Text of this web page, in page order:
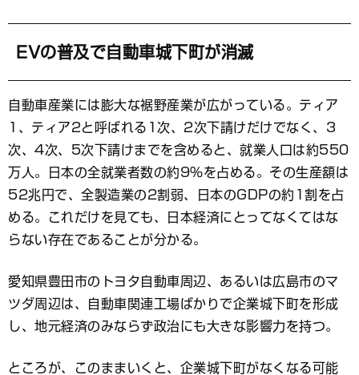
EVの普及で自動車城下町が消滅
自動車産業には膨大な裾野産業が広がっている。ティア
1、ティア2と呼ばれる1次、2次下請けだけでなく、3
次、4次、5次下請けまでを含めると、就業人口は約550
万人。日本の全就業者数の約9％を占める。その生産額は
52兆円で、全製造業の2割弱、日本のGDPの約1割を占
める。これだけを見ても、日本経済にとってなくてはな
らない存在であることが分かる。
愛知県豊田市のトヨタ自動車周辺、あるいは広島市のマ
ツダ周辺は、自動車関連工場ばかりで企業城下町を形成
し、地元経済のみならず政治にも大きな影響力を持つ。
ところが、このままいくと、企業城下町がなくなる可能